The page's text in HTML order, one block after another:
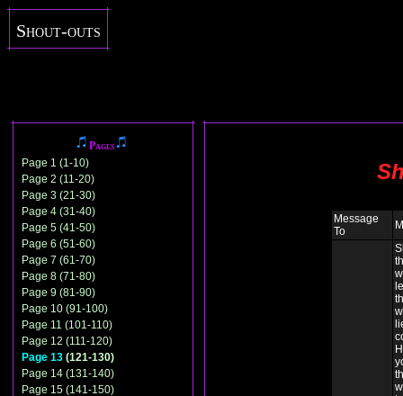
Shout-outs
Pages
Page 1 (1-10)
Page 2 (11-20)
Page 3 (21-30)
Page 4 (31-40)
Page 5 (41-50)
Page 6 (51-60)
Page 7 (61-70)
Page 8 (71-80)
Page 9 (81-90)
Page 10 (91-100)
Page 11 (101-110)
Page 12 (111-120)
Page 13 (121-130)
Page 14 (131-140)
Page 15 (141-150)
Message
To